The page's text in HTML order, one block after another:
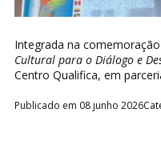
Integrada na
Cultural para o Diálogo e
Centro Qualifica, em
Publicado em 08 junho 2026